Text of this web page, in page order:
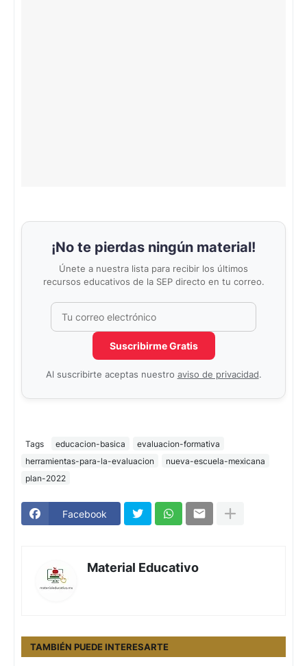
¡No te pierdas ningún material!
Únete a nuestra lista para recibir los últimos
recursos educativos de la SEP directo en tu correo.
No completar este campo
Suscribirme Gratis
Al suscribirte aceptas nuestro aviso de privacidad.
Tags educacion-basica
evaluacion-formativa
herramientas-para-la-evaluacion
nueva-escuela-mexicana
plan-2022
Facebook
Material Educativo
TAMBIÉN PUEDE INTERESARTE